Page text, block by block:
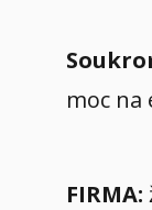
moc na
FIRMA: